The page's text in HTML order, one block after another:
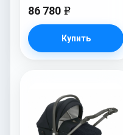
86 780 e
Купить